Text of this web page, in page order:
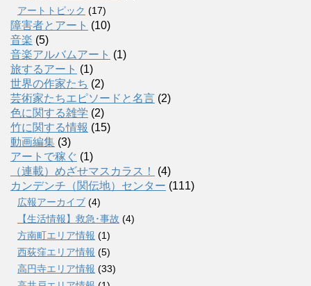
アートトピック (17)
障害者とアート (10)
音楽 (5)
音楽アルバムアート (1)
旅するアート (1)
世界の作家たち (2)
芸術家たちエピソードと名言 (2)
色に関する雑学 (2)
竹に関する情報 (15)
動画編集 (3)
アートで稼ぐ (1)
（連載）めざせマスカラス！
(4)
カンデンチ（関伝地）センター (111)
広報アーカイブ (4)
【生活情報】救急･事故 (4)
方南町エリア情報 (1)
西荻窪エリア情報 (5)
高円寺エリア情報 (33)